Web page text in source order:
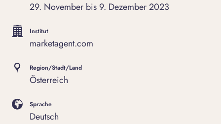
29. November bis 9. Dezember 2023
Institut
marketagent.com
Region/Stadt/Land
Österreich
Sprache
Deutsch